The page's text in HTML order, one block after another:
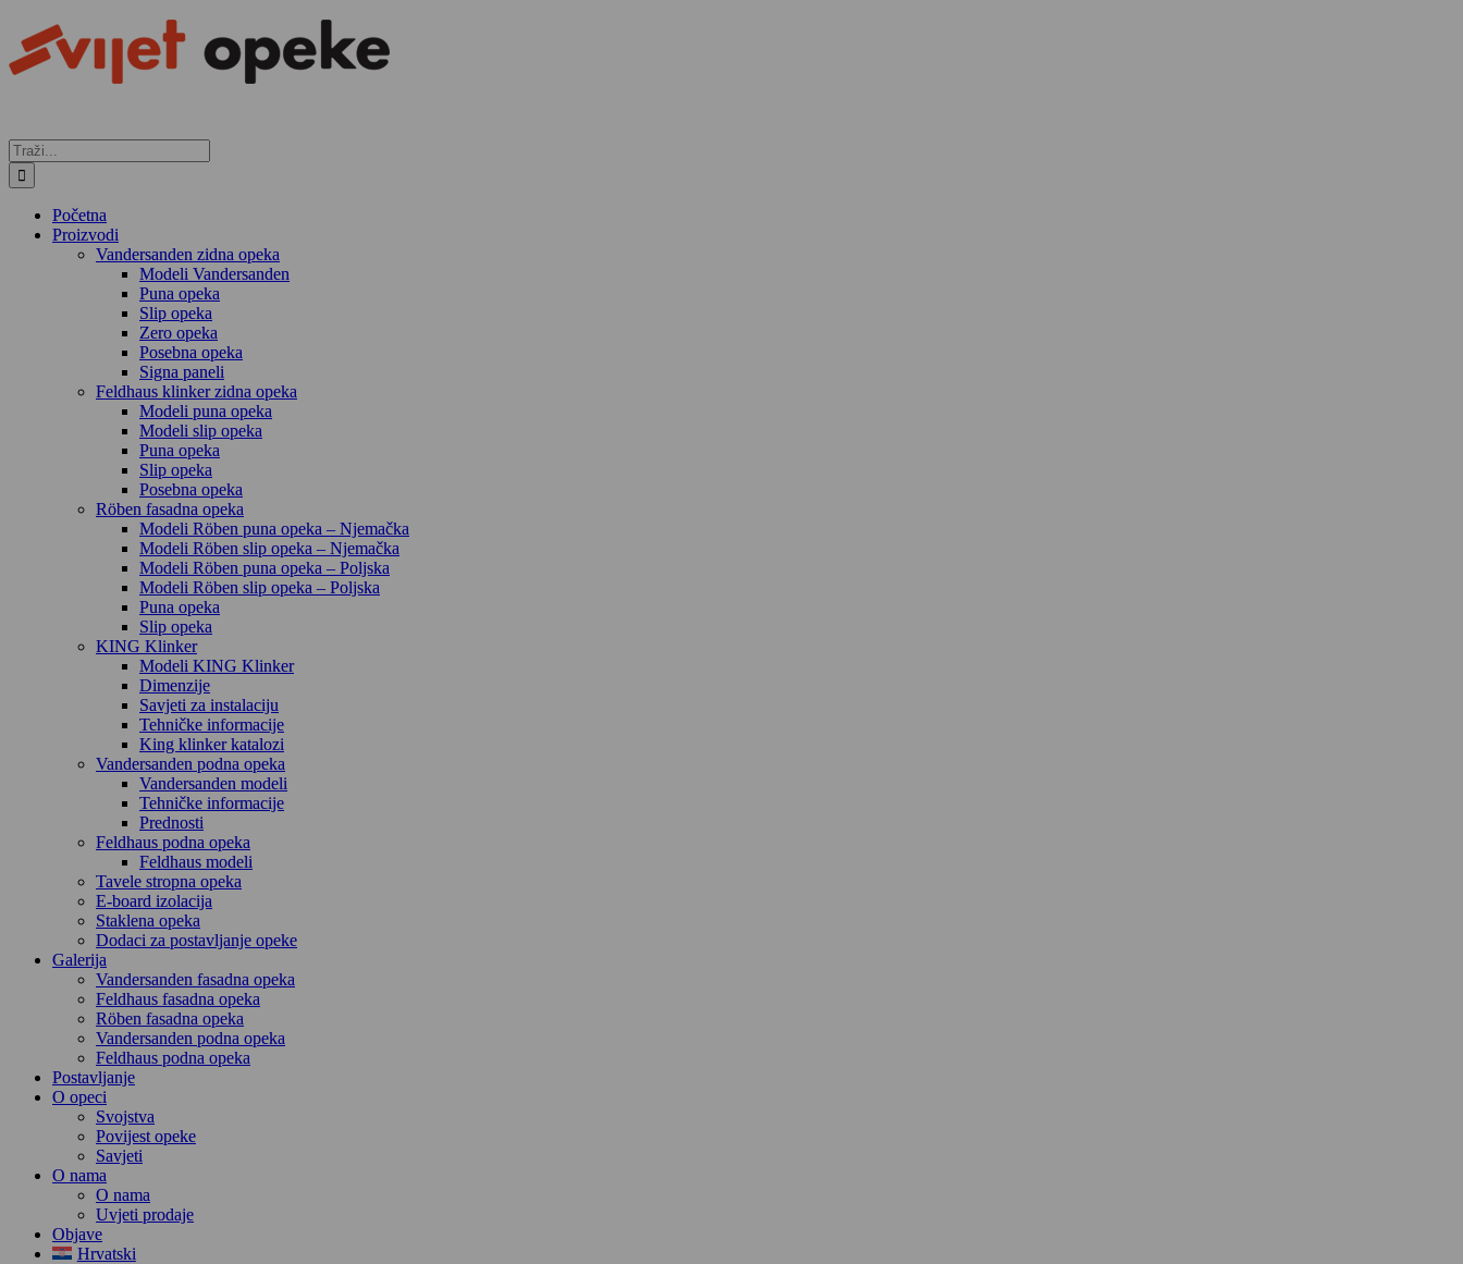
content
Traži...
Početna
Proizvodi
Vandersanden zidna opeka
Modeli Vandersanden
Puna opeka
Slip opeka
Zero opeka
Posebna opeka
Signa paneli
Feldhaus klinker zidna opeka
Modeli puna opeka
Modeli slip opeka
Puna opeka
Slip opeka
Posebna opeka
Röben fasadna opeka
Modeli Röben puna opeka – Njemačka
Modeli Röben slip opeka – Njemačka
Modeli Röben puna opeka – Poljska
Modeli Röben slip opeka – Poljska
Puna opeka
Slip opeka
KING Klinker
Modeli KING Klinker
Dimenzije
Savjeti za instalaciju
Tehničke informacije
King klinker katalozi
Vandersanden podna opeka
Vandersanden modeli
Tehničke informacije
Prednosti
Feldhaus podna opeka
Feldhaus modeli
Tavele stropna opeka
E-board izolacija
Staklena opeka
Dodaci za postavljanje opeke
Galerija
Vandersanden fasadna opeka
Feldhaus fasadna opeka
Röben fasadna opeka
Vandersanden podna opeka
Feldhaus podna opeka
Postavljanje
O opeci
Svojstva
Povijest opeke
Savjeti
O nama
O nama
Uvjeti prodaje
Objave
Hrvatski